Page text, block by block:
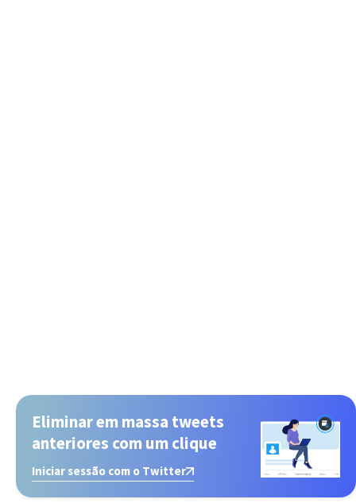
Eliminar em massa tweets
anteriores com um clique
Iniciar sessão com o Twitter